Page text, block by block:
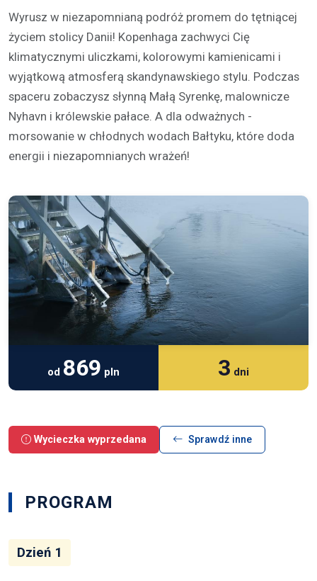
Wyrusz w niezapomnianą podróż promem do tętniącej
życiem stolicy Danii! Kopenhaga zachwyci Cię
klimatycznymi uliczkami, kolorowymi kamienicami i
wyjątkową atmosferą skandynawskiego stylu. Podczas
spaceru zobaczysz słynną Małą Syrenkę, malownicze
Nyhavn i królewskie pałace. A dla odważnych -
morsowanie w chłodnych wodach Bałtyku, które doda
energii i niezapomnianych wrażeń!
od 869 pln 3 dni
Wycieczka wyprzedana Sprawdź inne
PROGRAM
Dzień 1